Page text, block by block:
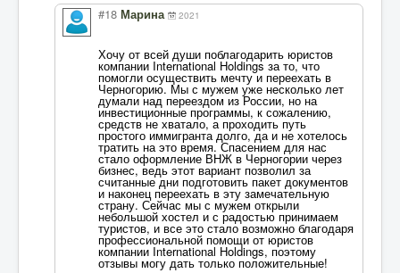
#18 Марина 2021
Хочу от всей души поблагодарить юристов
компании International Holdings за то, что
помогли осуществить мечту и переехать в
Черногорию. Мы с мужем уже несколько лет
думали над переездом из России, но на
инвестиционные программы, к сожалению,
средств не хватало, а проходить путь
простого иммигранта долго, да и не хотелось
тратить на это время. Спасением для нас
стало оформление ВНЖ в Черногории через
бизнес, ведь этот вариант позволил за
считанные дни подготовить пакет документов
и наконец переехать в эту замечательную
страну. Сейчас мы с мужем открыли
небольшой хостел и с радостью принимаем
туристов, и все это стало возможно благодаря
профессиональной помощи от юристов
компании International Holdings, поэтому
отзывы могу дать только положительные!